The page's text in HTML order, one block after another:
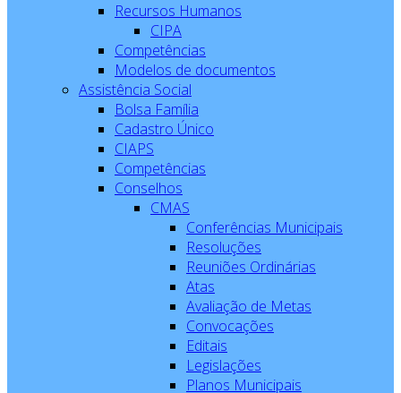
Recursos Humanos
CIPA
Competências
Modelos de documentos
Assistência Social
Bolsa Família
Cadastro Único
CIAPS
Competências
Conselhos
CMAS
Conferências Municipais
Resoluções
Reuniões Ordinárias
Atas
Avaliação de Metas
Convocações
Editais
Legislações
Planos Municipais